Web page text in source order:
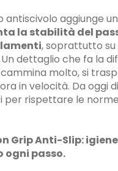
antiscivolo aggiunge
la stabilità del
, soprattutto su
dettaglio che fa la
molto, si
in velocità. Da oggi
per rispettare le
Grip Anti-Slip:
ogni passo.